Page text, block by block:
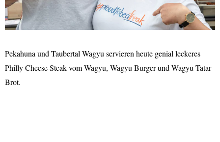
Pekahuna und Taubertal Wagyu servieren heute genial leckeres
Philly Cheese Steak vom Wagyu, Wagyu Burger und Wagyu Tatar
Brot.